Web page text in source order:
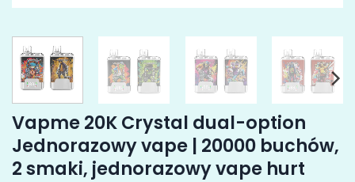
Vapme 20K Crystal dual-option
Jednorazowy vape | 20000 buchów,
2 smaki, jednorazowy vape hurt